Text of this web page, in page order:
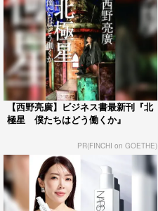
【西野亮廣】ビジネス書最新刊『北
極星 僕たちはどう働くか』
PR(FINCHI on GOETHE)